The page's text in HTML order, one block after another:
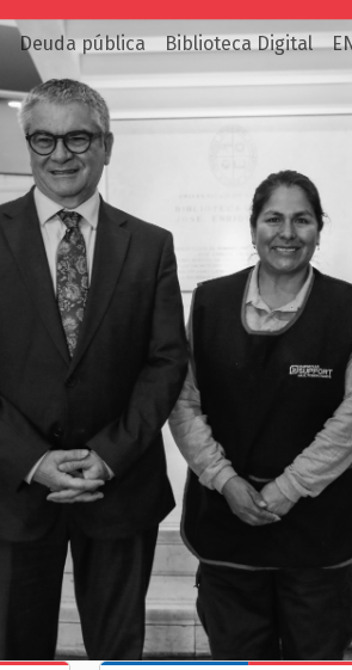
Deuda pública Biblioteca Digital